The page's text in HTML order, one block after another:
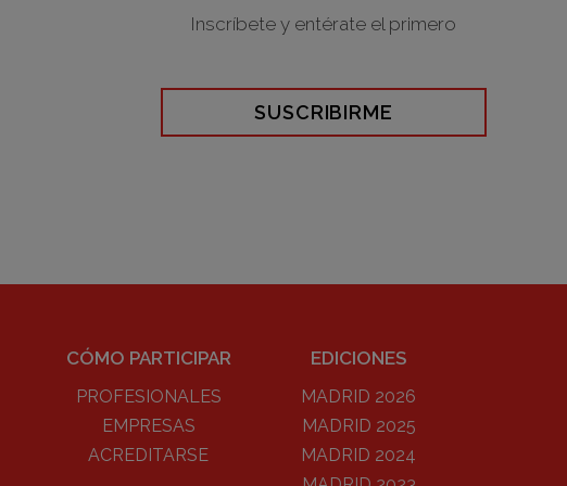
Inscríbete y entérate el primero
SUSCRIBIRME
CÓMO PARTICIPAR
PROFESIONALES
EMPRESAS
ACREDITARSE
EDICIONES
MADRID 2026
MADRID 2025
MADRID 2024